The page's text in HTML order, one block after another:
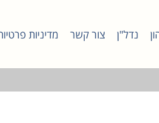
נדל"ן צור קשר מדיניות